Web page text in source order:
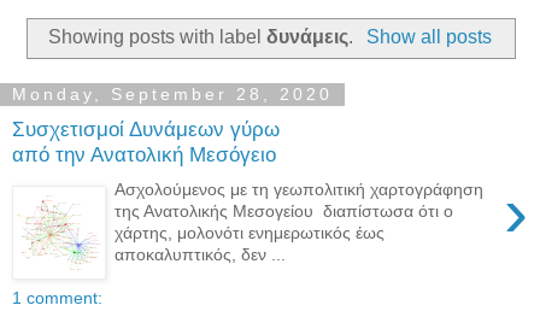
Showing posts with labelδυνάμεις. Show all posts
Monday, September 28, 2020
Συσχετισμοί Δυνάμεων γύρω
από την Ανατολική Μεσόγειο
›
Ασχολούμενος με τη γεωπολιτική χαρτογράφηση
της Ανατολικής Μεσογείου διαπίστωσα ότι ο
χάρτης, μολονότι ενημερωτικός έως
αποκαλυπτικός, δεν ...
1 comment: